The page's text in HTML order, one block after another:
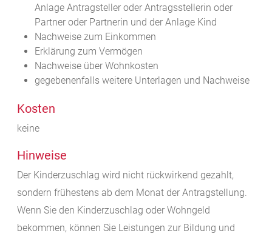
Anlage Antragsteller oder Antragsstellerin oder
Partner oder Partnerin und der Anlage Kind
Nachweise zum Einkommen
Erklärung zum Vermögen
Nachweise über Wohnkosten
gegebenenfalls weitere Unterlagen und Nachweise
Kosten
keine
Hinweise
Der Kinderzuschlag wird nicht rückwirkend gezahlt,
sondern frühestens ab dem Monat der Antragstellung.
Wenn Sie den Kinderzuschlag oder Wohngeld
bekommen, können Sie Leistungen zur Bildung und